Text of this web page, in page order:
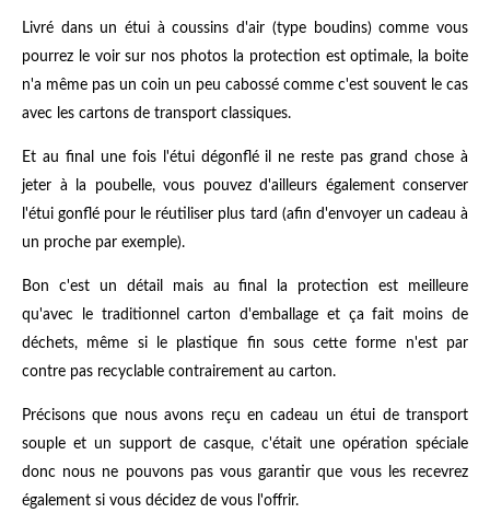
Livré dans un étui à coussins d'air (type boudins) comme vous
pourrez le voir sur nos photos la protection est optimale, la boite
n'a même pas un coin un peu cabossé comme c'est souvent le cas
avec les cartons de transport classiques.
Et au final une fois l'étui dégonflé il ne reste pas grand chose à
jeter à la poubelle, vous pouvez d'ailleurs également conserver
l'étui gonflé pour le réutiliser plus tard (afin d'envoyer un cadeau à
un proche par exemple).
Bon c'est un détail mais au final la protection est meilleure
qu'avec le traditionnel carton d'emballage et ça fait moins de
déchets, même si le plastique fin sous cette forme n'est par
contre pas recyclable contrairement au carton.
Précisons que nous avons reçu en cadeau un étui de transport
souple et un support de casque, c'était une opération spéciale
donc nous ne pouvons pas vous garantir que vous les recevrez
également si vous décidez de vous l'offrir.